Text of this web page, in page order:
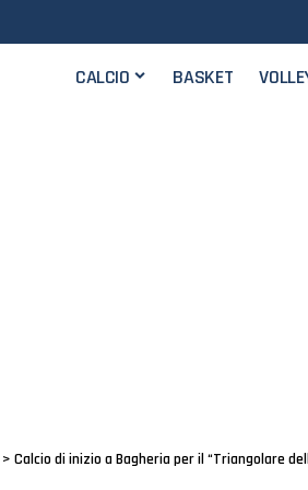
CALCIO BASKET
> Calcio di inizio a Bagheria per il “Triangolare